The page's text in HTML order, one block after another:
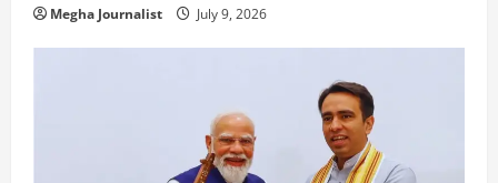
Megha Journalist July 9, 2026